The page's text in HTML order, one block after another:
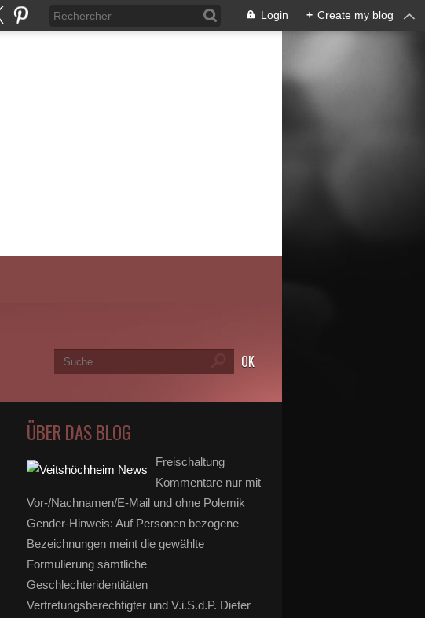
Login + Create my blog
ÜBER DAS BLOG
Freischaltung
Kommentare nur mit
Vor-/Nachnamen/E-Mail und ohne Polemik
Gender-Hinweis: Auf Personen bezogene
Bezeichnungen meint die gewählte
Formulierung sämtliche
Geschlechteridentitäten
Vertretungsberechtigter und V.i.S.d.P. Dieter